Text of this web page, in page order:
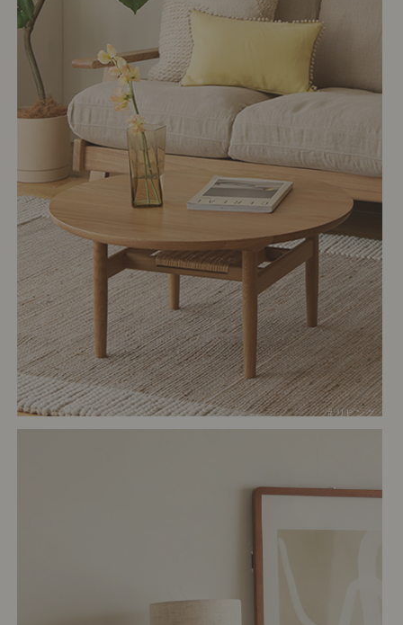
# リビング